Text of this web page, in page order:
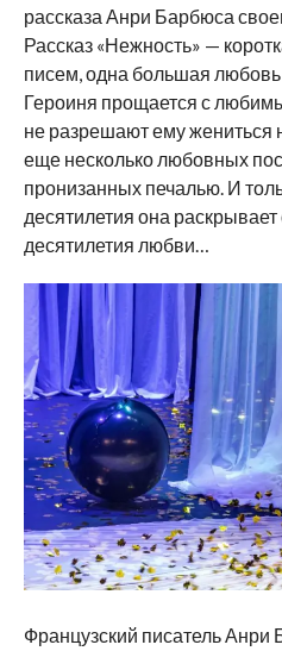
рассказа Анри Барбюса
Рассказ «Нежность» —
писем, одна большая любовь
Героиня прощается с
не разрешают ему жениться
еще несколько любовных
пронизанных печалью. И
десятилетия она
десятилетия любви…
Французский писатель